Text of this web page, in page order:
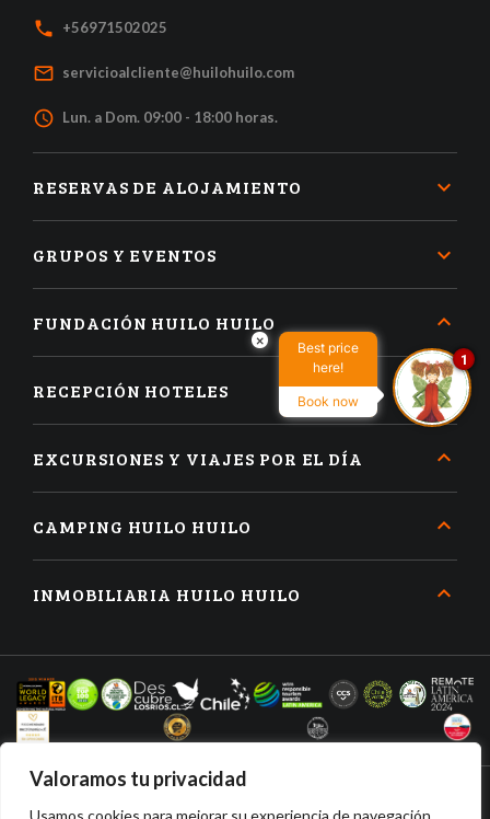
Valoramos tu privacidad
Usamos cookies para mejorar su experiencia de navegación,
local_phone +56971502025
mail_outline servicioalcliente@huilohuilo.com
access_time Lun. a Dom. 09:00 - 18:00 horas.
RESERVAS DE ALOJAMIENTO
GRUPOS Y EVENTOS
FUNDACIÓN HUILO HUILO
RECEPCIÓN HOTELES
EXCURSIONES Y VIAJES POR EL DÍA
CAMPING HUILO HUILO
INMOBILIARIA HUILO HUILO
×
Best price
here!
Book now
1